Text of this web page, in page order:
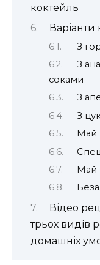
коктейль
З
З
соками
З
З
Май
Май
Відео
трьох видів
домашніх